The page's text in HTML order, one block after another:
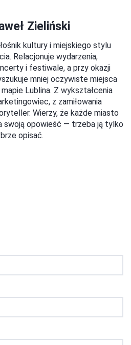
Zieliński
kultury i miejskiego stylu
Relacjonuje wydarzenia,
i festiwale, a przy okazji
mniej oczywiste miejsca
mapie Lublina. Z wykształcenia
z zamiłowania
Wierzy, że każde miasto
swoją opowieść — trzeba ją tylko
opisać.